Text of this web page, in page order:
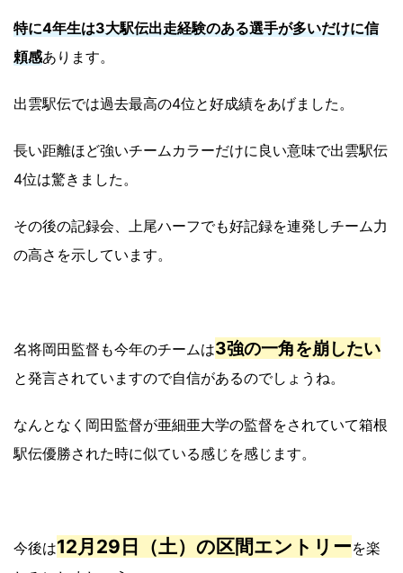
特に4年生は3大駅伝出走経験のある選手が多いだけに信
頼感あります。
出雲駅伝では過去最高の4位と好成績をあげました。
長い距離ほど強いチームカラーだけに良い意味で出雲駅伝
4位は驚きました。
その後の記録会、上尾ハーフでも好記録を連発しチーム力
の高さを示しています。
名将岡田監督も今年のチームは3強の一角を崩したい
と発言されていますので自信があるのでしょうね。
なんとなく岡田監督が亜細亜大学の監督をされていて箱根
駅伝優勝された時に似ている感じを感じます。
今後は12月29日（土）の区間エントリーを楽